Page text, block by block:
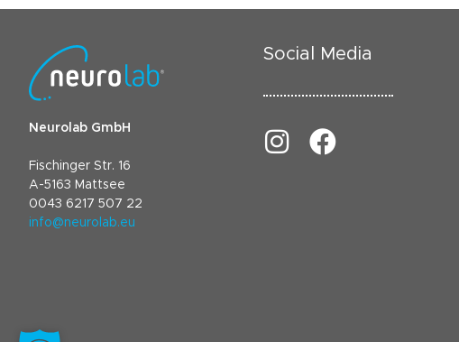
Neurolab GmbH
Fischinger Str. 16
A-5163 Mattsee
0043 6217 507 22
info@neurolab.eu
Social Media